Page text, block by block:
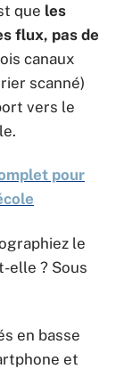
que les
flux, pas de
canaux
scanné)
vers le
pour
le
elle ? Sous
en basse
et